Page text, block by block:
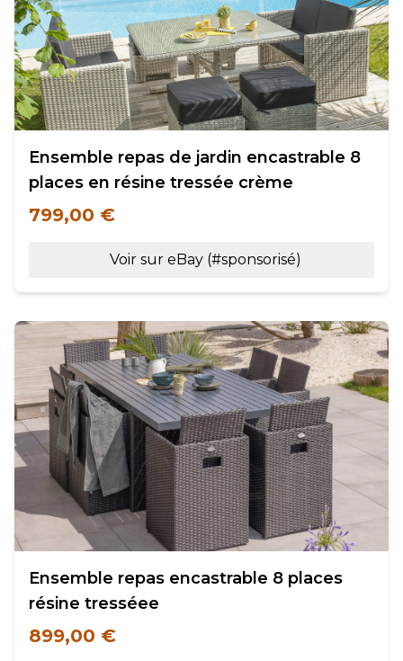
Ensemble repas de jardin encastrable 8
places en résine tressée crème
799,00 €
Voir sur eBay (#sponsorisé)
Ensemble repas encastrable 8 places
résine tresséee
899,00 €